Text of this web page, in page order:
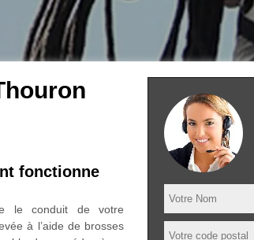
fonctionne
le conduit de votre
à l’aide de brosses